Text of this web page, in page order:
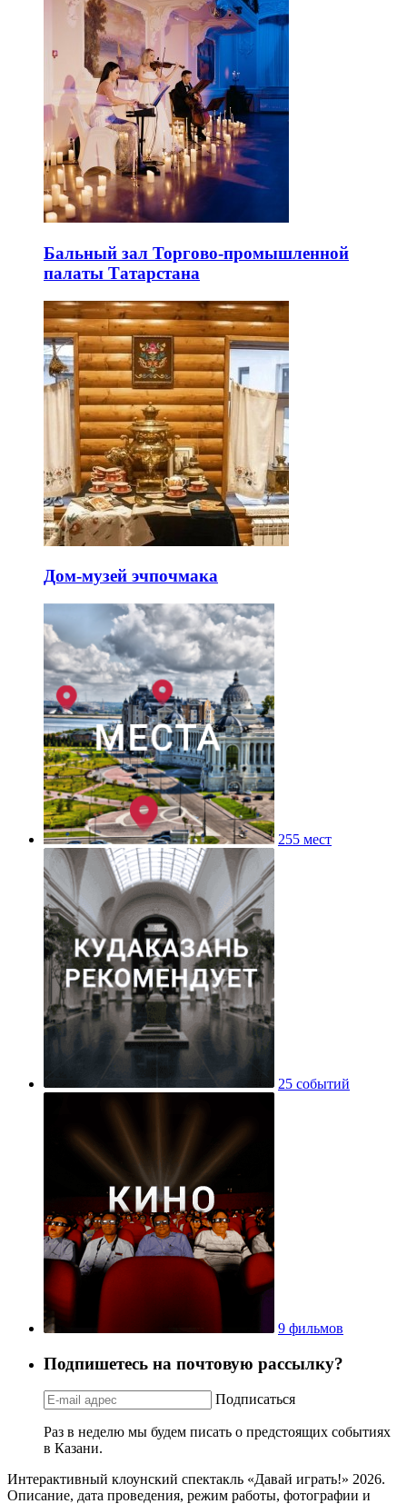
Бальный зал Торгово-промышленной
палаты Татарстана
Дом-музей эчпочмака
255 мест
25 событий
9 фильмов
Подпишетесь на почтовую рассылку?
Подписаться
Раз в неделю мы будем писать о предстоящих событиях
в Казани.
Интерактивный клоунский спектакль «Давай играть!» 2026.
Описание, дата проведения, режим работы, фотографии и